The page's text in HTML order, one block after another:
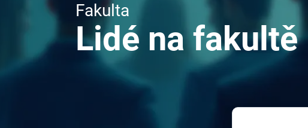
Fakulta
Lidé na fakultě